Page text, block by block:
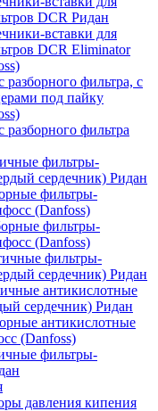
DCR Ридан
вставки для
DCR Eliminator
фильтра, с
под пайку
фильтра
фильтры-
сердечник) Ридан
фильтры-
(Danfoss)
фильтры-
(Danfoss)
фильтры-
сердечник) Ридан
антикислотные
сердечник) Ридан
антикислотные
(Danfoss)
фильтры-
давления кипения